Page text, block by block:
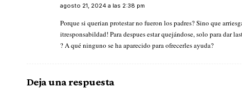
agosto 21, 2024 a las 2:38 pm
Porque si querian protestar no fueron los padres? Sino que
itresponsabildad! Para despues estar quejándose, solo para dar
? A qué ninguno se ha aparecido para ofrecerles ayuda?
Deja una respuesta